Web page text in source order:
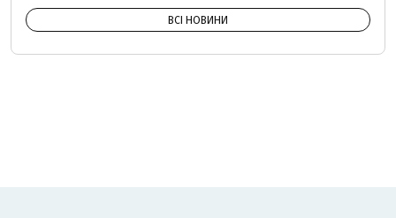
ВСІ НОВИНИ